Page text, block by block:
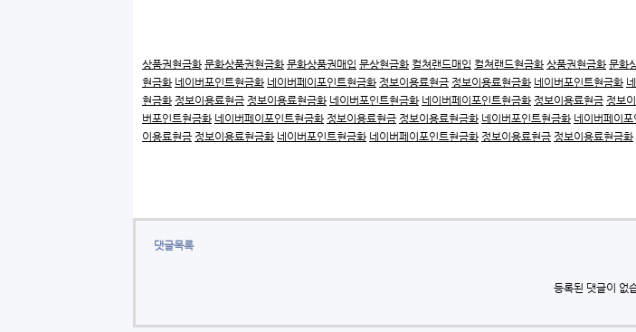
상품권현금화 문화상품권현금화 문화상품권매입 문상현금화 컬쳐랜드매입 컬쳐랜드현금화 상품권현금화 문화
현금화 네이버포인트현금화 네이버페이포인트현금화 정보이용료현금 정보이용료현금화 네이버포인트현금화
현금화 정보이용료현금 정보이용료현금화 네이버포인트현금화 네이버페이포인트현금화 정보이용료현금 정보
버포인트현금화 네이버페이포인트현금화 정보이용료현금 정보이용료현금화 네이버포인트현금화 네이버페이
이용료현금 정보이용료현금화 네이버포인트현금화 네이버페이포인트현금화 정보이용료현금 정보이용료현금화
댓글목록
등록된 댓글이 없